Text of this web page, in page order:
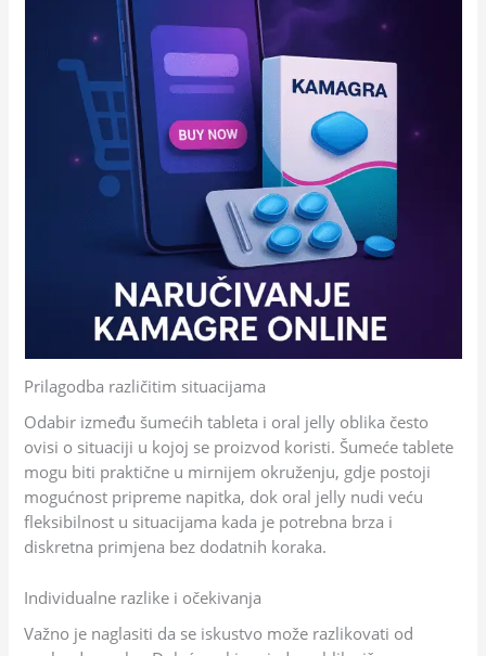
Prilagodba različitim situacijama
Odabir između šumećih tableta i oral jelly oblika često
ovisi o situaciji u kojoj se proizvod koristi. Šumeće tablete
mogu biti praktične u mirnijem okruženju, gdje postoji
mogućnost pripreme napitka, dok oral jelly nudi veću
fleksibilnost u situacijama kada je potrebna brza i
diskretna primjena bez dodatnih koraka.
Individualne razlike i očekivanja
Važno je naglasiti da se iskustvo može razlikovati od